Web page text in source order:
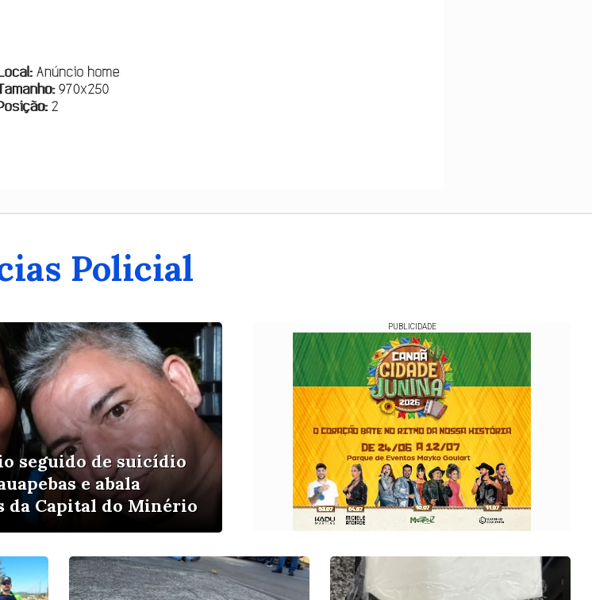
Policial
seguido de suicídio
e abala
da Capital do Minério
PUBLICIDADE